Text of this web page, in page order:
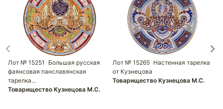
Лот № 15251
Большая русская
фаянсовая панславянская
тарелка…
Товарищество Кузнецова М.С.
Лот № 15265 Настенная тарелка
от Кузнецова
Товарищество Кузнецова М.С.